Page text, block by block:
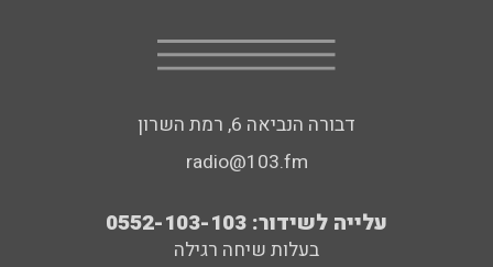
דבורה הנביאה 6, רמת השרון
radio@103.fm
עלייה לשידור: 0552-103-103
בעלות שיחה רגילה